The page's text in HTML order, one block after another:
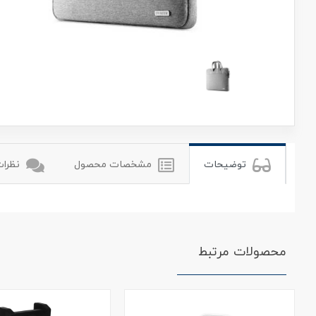
توضیحات مشخصات محصول
محصولات مرتبط